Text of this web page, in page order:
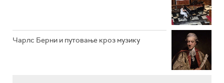
Чарлс Берни и путовање кроз музику